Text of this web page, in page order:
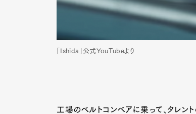
「Ishida」公式YouTubeより
工場のベルトコンベアに乗って、タレ